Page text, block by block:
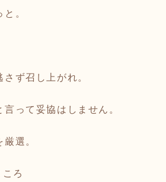
。
ず召し上がれ。
って妥協はしません。
選。
ろ